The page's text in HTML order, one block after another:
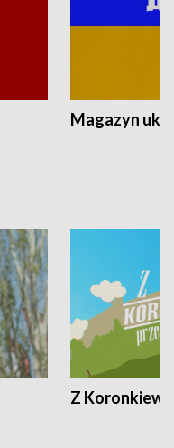
Magazyn
Z